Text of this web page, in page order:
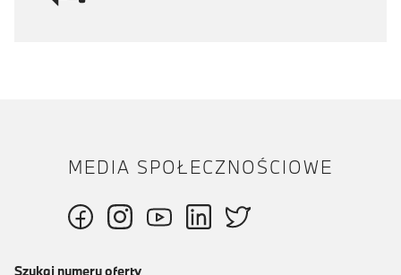
MEDIA SPOŁECZNOŚCIOWE
Szukaj numeru oferty